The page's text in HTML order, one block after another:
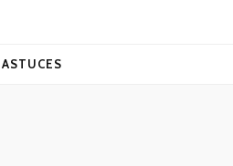
ASTUCES